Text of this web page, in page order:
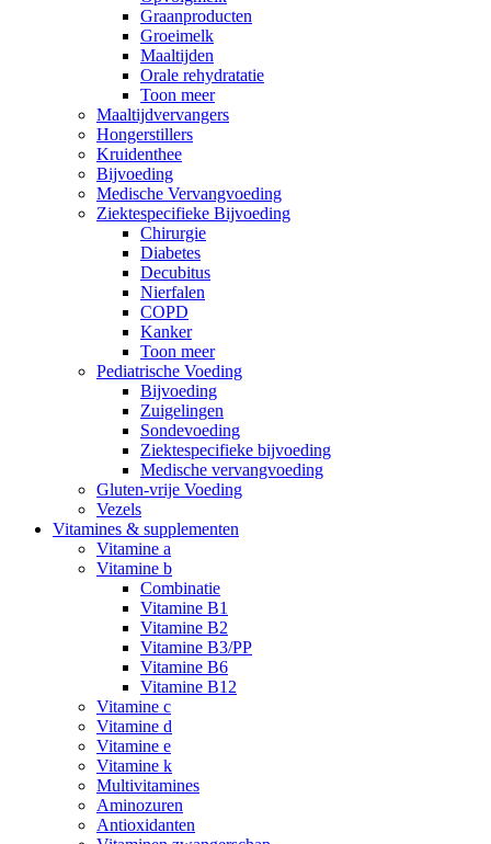
Graanproducten
Groeimelk
Maaltijden
Orale rehydratatie
Toon meer
Maaltijdvervangers
Hongerstillers
Kruidenthee
Bijvoeding
Medische Vervangvoeding
Ziektespecifieke Bijvoeding
Chirurgie
Diabetes
Decubitus
Nierfalen
COPD
Kanker
Toon meer
Pediatrische Voeding
Bijvoeding
Zuigelingen
Sondevoeding
Ziektespecifieke bijvoeding
Medische vervangvoeding
Gluten-vrije Voeding
Vezels
Vitamines & supplementen
Vitamine a
Vitamine b
Combinatie
Vitamine B1
Vitamine B2
Vitamine B3/PP
Vitamine B6
Vitamine B12
Vitamine c
Vitamine d
Vitamine e
Vitamine k
Multivitamines
Aminozuren
Antioxidanten